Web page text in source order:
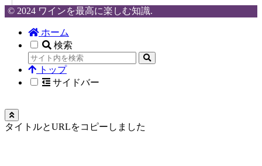
© 2024 ワインを最高に楽しむ知識.
ホーム
検索
トップ
サイドバー
タイトルとURLをコピーしました